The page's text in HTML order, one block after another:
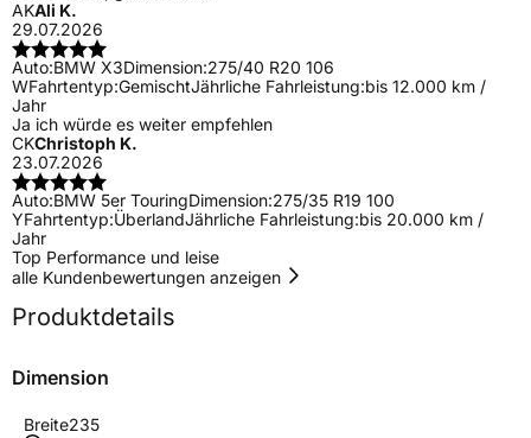
AKAli K.
29.07.2026
Auto:BMW X3Dimension:275/40 R20 106
WFahrtentyp:GemischtJährliche Fahrleistung:bis 12.000 km /
Jahr
Ja ich würde es weiter empfehlen
CKChristoph K.
23.07.2026
Auto:BMW 5er TouringDimension:275/35 R19 100
YFahrtentyp:ÜberlandJährliche Fahrleistung:bis 20.000 km /
Jahr
Top Performance und leise
alle Kundenbewertungen anzeigen
Produktdetails
Dimension
Breite235